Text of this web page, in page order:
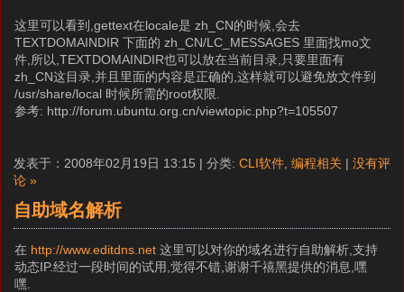
这里可以看到,gettext在locale是 zh_CN的时候,会去
TEXTDOMAINDIR 下面的 zh_CN/LC_MESSAGES 里面找mo文
件,所以,TEXTDOMAINDIR也可以放在当前目录,只要里面有
zh_CN这目录,并且里面的内容是正确的,这样就可以避免放文件到
/usr/share/local 时候所需的root权限.
参考: http://forum.ubuntu.org.cn/viewtopic.php?t=105507
发表于：2008年02月19日 13:15 | 分类: CLI软件 编程相关 | 没有评
论 »
自助域名解析
在 http://www.editdns.net 这里可以对你的域名进行自助解析,支持
动态IP.经过一段时间的试用,觉得不错,谢谢千禧黑提供的消息,嘿
嘿.